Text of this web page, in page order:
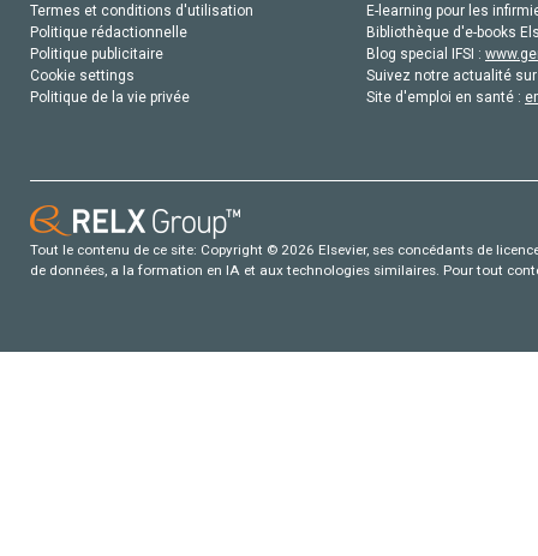
Termes et conditions d'utilisation
Politique rédactionnelle
Politique publicitaire
Cookie settings
Politique de la vie privée
E-learning pour les
Bibliothèque d'e-books
Blog special IFSI :
Suivez notre actualité
Site d'emploi en santé :
Tout le contenu de ce site: Copyright © 2026 Elsevier, ses concédants de
de données, a la formation en IA et aux technologies similaires. Pour tout